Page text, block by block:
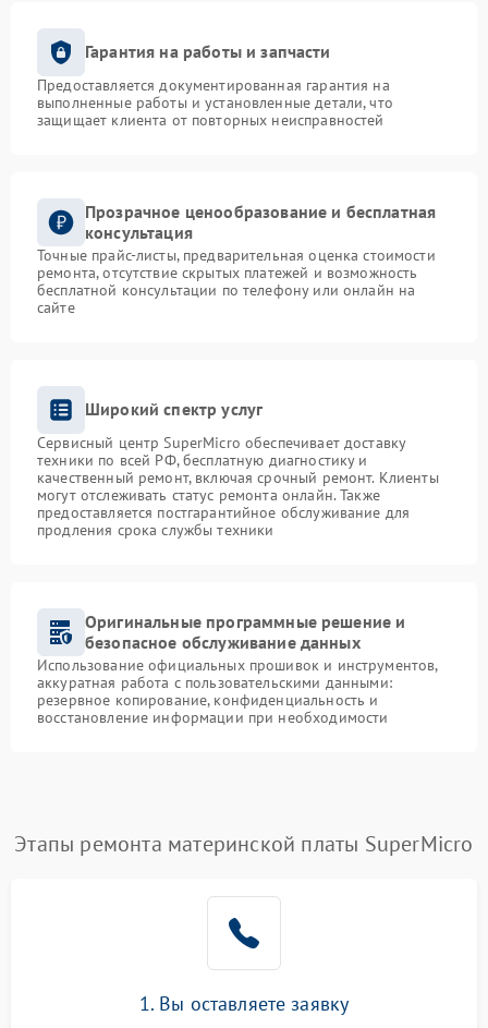
Гарантия на работы и запчасти
Предоставляется документированная гарантия на
выполненные работы и установленные детали, что
защищает клиента от повторных неисправностей
Прозрачное ценообразование и бесплатная
консультация
Точные прайс-листы, предварительная оценка стоимости
ремонта, отсутствие скрытых платежей и возможность
бесплатной консультации по телефону или онлайн на
сайте
Широкий спектр услуг
Сервисный центр SuperMicro обеспечивает доставку
техники по всей РФ, бесплатную диагностику и
качественный ремонт, включая срочный ремонт. Клиенты
могут отслеживать статус ремонта онлайн. Также
предоставляется постгарантийное обслуживание для
продления срока службы техники
Оригинальные программные решение и
безопасное обслуживание данных
Использование официальных прошивок и инструментов,
аккуратная работа с пользовательскими данными:
резервное копирование, конфиденциальность и
восстановление информации при необходимости
Этапы ремонта материнской платы SuperMicro
1. Вы оставляете заявку